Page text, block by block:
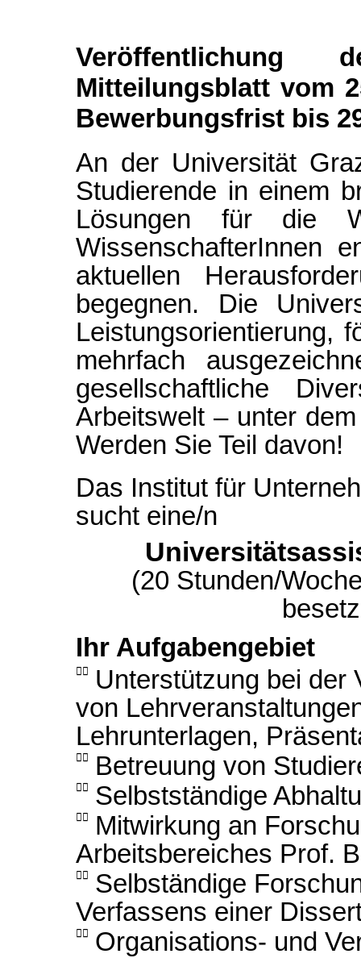
Veröffentlichung
Mitteilungsblatt vom
Bewerbungsfrist bis
An der Universität
Studierende in einem
Lösungen für die
WissenschafterInnen
aktuellen
begegnen. Die
Leistungsorientierung,
mehrfach
gesellschaftliche
Arbeitswelt – unter
Werden Sie Teil davon!
Das Institut für
sucht eine/n
(20 Stunden/
Ihr Aufgabengebiet

Unterstützung bei der
von
Lehrunterlagen,
 Betreuung von
 Selbstständige

Mitwirkung an
Arbeitsbereiches Prof.

Selbständige
Verfassens einer

Organisations- und